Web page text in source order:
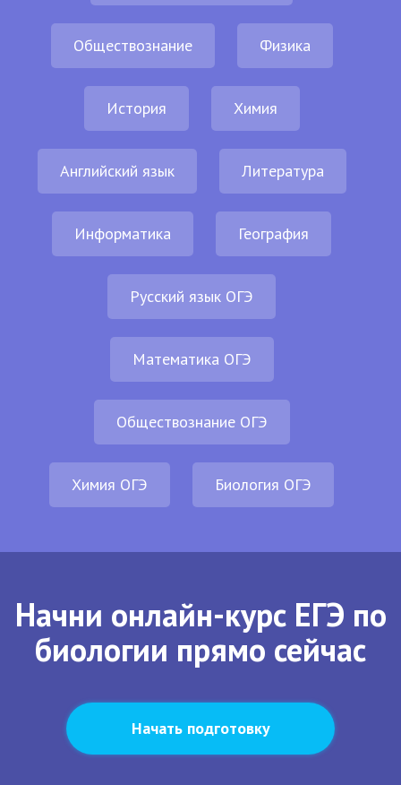
Обществознание Физика
История Химия
Английский язык Литература
Информатика География
Русский язык ОГЭ
Математика ОГЭ
Обществознание ОГЭ
Химия ОГЭ Биология ОГЭ
Начни онлайн-курс ЕГЭ по
биологии прямо сейчас
Начать подготовку